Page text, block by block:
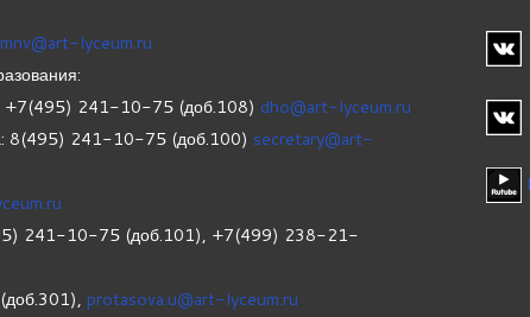
mnv@art-lyceum.ru
241-10-75 (доб.108) dho@art-lyceum.ru
8(495) 241-10-75 (доб.100) secretary@art-
241-10-75 (доб.101), +7(499) 238-21-
protasova.u@art-lyceum.ru